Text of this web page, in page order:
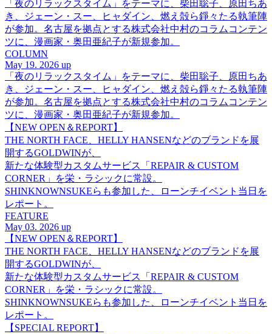
「夜のリラックスタイム」をテーマに、柴田聡子、原田ちあ
き、ジェーン・スー、ヒャダイン、燃え殻ら錚々たる執筆陣
が参加。名古屋を拠点とする株式会社中村のコラムコンテン
ツに、漫画家・奥田亜紀子が新規参加。
COLUMN
May 19. 2026 up
「夜のリラックスタイム」をテーマに、柴田聡子、原田ちあ
き、ジェーン・スー、ヒャダイン、燃え殻ら錚々たる執筆陣
が参加。名古屋を拠点とする株式会社中村のコラムコンテン
ツに、漫画家・奥田亜紀子が新規参加。
【NEW OPEN＆REPORT】
THE NORTH FACE、HELLY HANSENなどのブランドを展
開するGOLDWINが、
新たな体験型カスタムサービス「REPAIR & CUSTOM
CORNER」を栄・ラシックに常設。
SHINKNOWNSUKEらも参加した、ローンチイベント当日を
レポート。
FEATURE
May 03. 2026 up
【NEW OPEN＆REPORT】
THE NORTH FACE、HELLY HANSENなどのブランドを展
開するGOLDWINが、
新たな体験型カスタムサービス「REPAIR & CUSTOM
CORNER」を栄・ラシックに常設。
SHINKNOWNSUKEらも参加した、ローンチイベント当日を
レポート。
【SPECIAL REPORT】